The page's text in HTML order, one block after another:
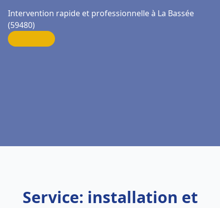
Intervention rapide et professionnelle à La Bassée
(59480)
Service: installation et